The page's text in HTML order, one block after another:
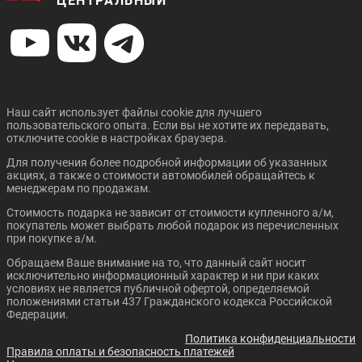
46 381 ₽/мес.
Цена от:
1 493 410 ₽
ZOTYE T600
Цена от:
687 410 ₽
В кредит от:
9 379 ₽/мес.
UAZ PATRIOT
Цена от:
1 161 410 ₽
В кредит от:
15 846 ₽/мес.
RENAULT KAPTUR NISSAN MURANO
Наш сайт использует файлы cookie для лучшего
пользовательского опыта. Если вы не хотите их передавать,
отключите cookie в настройках браузера.
Для получения более подробной информации об указанных
акциях, а также о стоимости автомобилей обращайтесь к
менеджерам по продажам.
Стоимость подарка не зависит от стоимости купленного а/м,
покупатель может выбрать любой подарок из перечисленных
при покупке а/м.
Обращаем Ваше внимание на то, что данный сайт носит
исключительно информационный характер и ни при каких
условиях не является публичной офертой, определяемой
положениями статьи 437 Гражданского кодекса Российской
Федерации.
Политика конфиденциальности
Правила оплаты и безопасность платежей